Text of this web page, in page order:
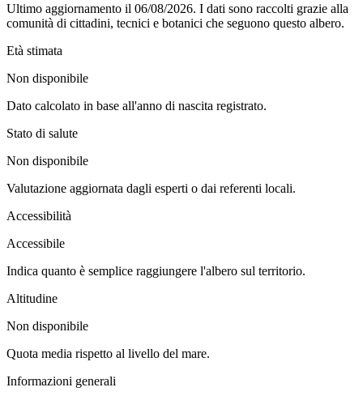
Ultimo aggiornamento il 06/08/2026. I dati sono raccolti grazie alla
comunità di cittadini, tecnici e botanici che seguono questo albero.
Età stimata
Non disponibile
Dato calcolato in base all'anno di nascita registrato.
Stato di salute
Non disponibile
Valutazione aggiornata dagli esperti o dai referenti locali.
Accessibilità
Accessibile
Indica quanto è semplice raggiungere l'albero sul territorio.
Altitudine
Non disponibile
Quota media rispetto al livello del mare.
Informazioni generali